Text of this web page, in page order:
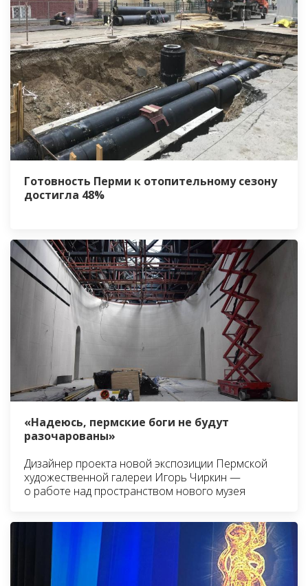
Готовность Перми к отопительному сезону
достигла 48%
«Надеюсь, пермские боги не будут
разочарованы»
Дизайнер проекта новой экспозиции Пермской
художественной галереи Игорь Чиркин —
о работе над пространством нового музея